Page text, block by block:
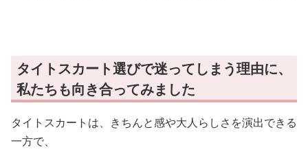
タイトスカート選びで迷ってしまう理由に、
私たちも向き合ってみました
タイトスカートは、きちんと感や大人らしさを演出できる
一方で、